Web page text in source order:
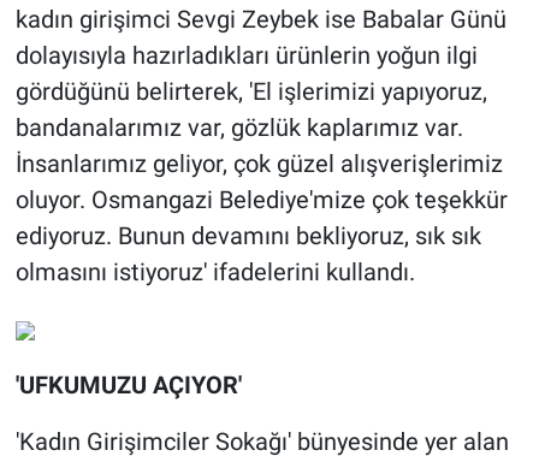
kadın girişimci Sevgi Zeybek ise Babalar Günü
dolayısıyla hazırladıkları ürünlerin yoğun ilgi
gördüğünü belirterek, 'El işlerimizi yapıyoruz,
bandanalarımız var, gözlük kaplarımız var.
İnsanlarımız geliyor, çok güzel alışverişlerimiz
oluyor. Osmangazi Belediye'mize çok teşekkür
ediyoruz. Bunun devamını bekliyoruz, sık sık
olmasını istiyoruz' ifadelerini kullandı.
'UFKUMUZU AÇIYOR'
'Kadın Girişimciler Sokağı' bünyesinde yer alan